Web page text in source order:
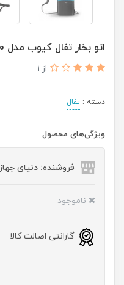
اتو بخار تفال کیوب مدل Tefal Cube UT2020
از 1
دسته : تفال
ویژگی‌های محصول
فروشنده: دنیای جهاز
ناموجود
گارانتی اصالت کالا